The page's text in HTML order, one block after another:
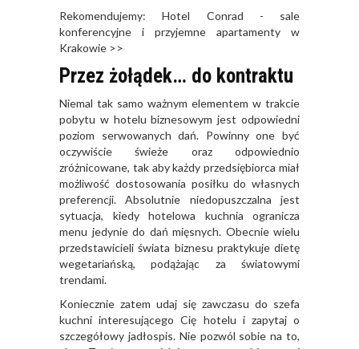
Rekomendujemy:Hotel Conrad - sale
konferencyjne i przyjemne apartamenty w
Krakowie >>
Przez żołądek… do kontraktu
Niemal tak samo ważnym elementem w trakcie
pobytu w hotelu biznesowym jest odpowiedni
poziom serwowanych dań. Powinny one być
oczywiście świeże oraz odpowiednio
zróżnicowane, tak aby każdy przedsiębiorca miał
możliwość dostosowania posiłku do własnych
preferencji. Absolutnie niedopuszczalna jest
sytuacja, kiedy hotelowa kuchnia ogranicza
menu jedynie do dań mięsnych. Obecnie wielu
przedstawicieli świata biznesu praktykuje dietę
wegetariańską, podążając za światowymi
trendami.
Koniecznie zatem udaj się zawczasu do szefa
kuchni interesującego Cię hotelu i zapytaj o
szczegółowy jadłospis. Nie pozwól sobie na to,